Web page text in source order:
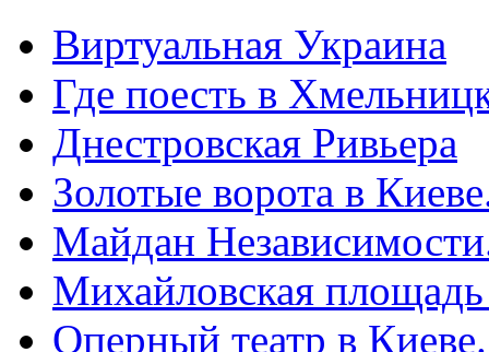
Виртуальная Украина
Где поесть в
Днестровская Ривьера
Золотые ворота в
Майдан
Михайловская
Оперный театр в